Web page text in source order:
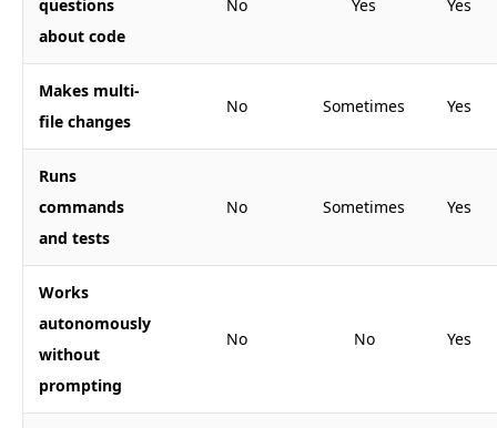
questions
about code
No Yes Yes
Makes multi-
file changes
No Sometimes Yes
Runs
commands
and tests
No Sometimes Yes
Works
autonomously
without
prompting
No No Yes